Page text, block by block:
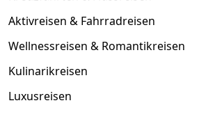
Aktivreisen & Fahrradreisen
Wellnessreisen & Romantikreisen
Kulinarikreisen
Luxusreisen